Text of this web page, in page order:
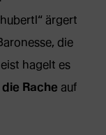
ärgert
die
hagelt es
die Rache auf